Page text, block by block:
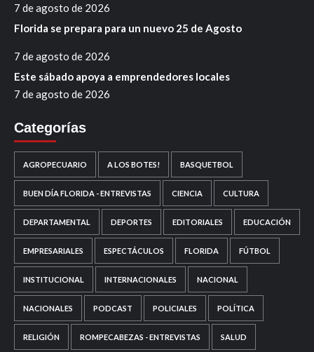
7 de agosto de 2026
Florida se prepara para un nuevo 25 de Agosto
7 de agosto de 2026
Este sábado apoya a emprendedores locales
7 de agosto de 2026
Categorías
AGROPECUARIO A LOS BOTES! BASQUETBOL
BUEN DÍA FLORIDA - ENTREVISTAS CIENCIA CULTURA
DEPARTAMENTAL DEPORTES EDITORIALES EDUCACIÓN
EMPRESARIALES ESPECTÁCULOS FLORIDA FÚTBOL
INSTITUCIONAL INTERNACIONALES NACIONAL
NACIONALES PODCAST POLICIALES POLÍTICA
RELIGIÓN ROMPECABEZAS - ENTREVISTAS SALUD